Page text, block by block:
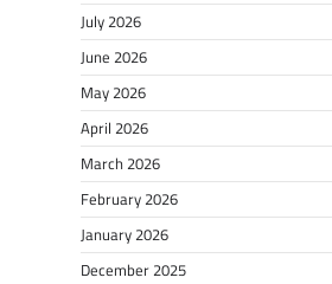
July 2026
June 2026
May 2026
April 2026
March 2026
February 2026
January 2026
December 2025